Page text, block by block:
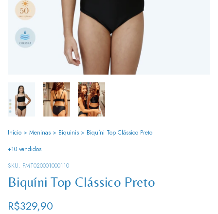
Início > Meninas > Biquinis > Biquíni Top Clássico Preto
+10 vendidos
SKU: PMT020001000110
Biquíni Top Clássico Preto
R$329,90